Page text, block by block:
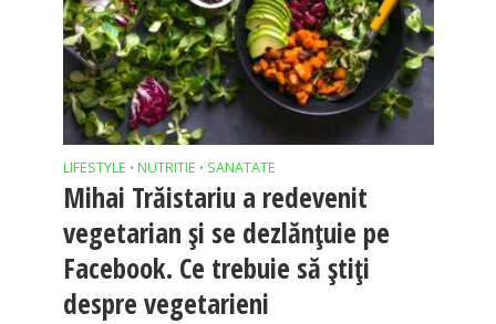
LIFESTYLE • NUTRITIE • SANATATE
Mihai Trăistariu a redevenit
vegetarian şi se dezlănţuie pe
Facebook. Ce trebuie să ştiţi
despre vegetarieni